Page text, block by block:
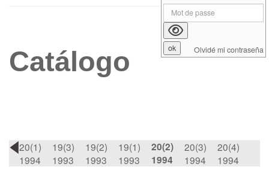
Catálogo
20(1)
1994
19(3)
1993
19(2)
1993
19(1)
1993
20(2)
1994
20(3)
1994
20(4)
1994
Olvidé mi contraseña